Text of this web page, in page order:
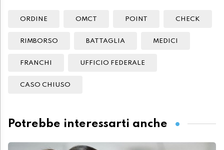
ORDINE OMCT POINT CHECK
RIMBORSO BATTAGLIA MEDICI
FRANCHI UFFICIO FEDERALE
CASO CHIUSO
Potrebbe interessarti anche